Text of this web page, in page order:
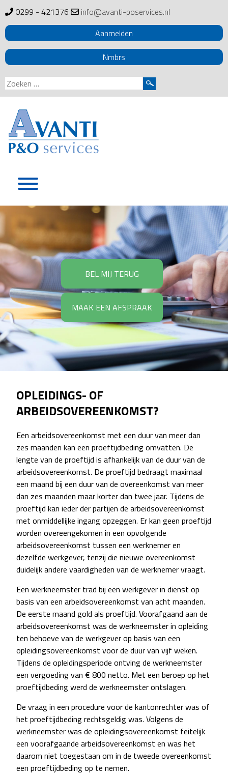
0299 - 421376
info@avanti-poservices.nl
Aanmelden
Nmbrs
Zoeken
naar:
BEL MIJ TERUG
MAAK EEN AFSPRAAK
OPLEIDINGS- OF
ARBEIDSOVEREENKOMST?
Een arbeidsovereenkomst met een duur van meer dan
zes maanden kan een proeftijdbeding omvatten. De
lengte van de proeftijd is afhankelijk van de duur van de
arbeidsovereenkomst. De proeftijd bedraagt maximaal
een maand bij een duur van de overeenkomst van meer
dan zes maanden maar korter dan twee jaar. Tijdens de
proeftijd kan ieder der partijen de arbeidsovereenkomst
met onmiddellijke ingang opzeggen. Er kan geen proeftijd
worden overeengekomen in een opvolgende
arbeidsovereenkomst tussen een werknemer en
dezelfde werkgever, tenzij die nieuwe overeenkomst
duidelijk andere vaardigheden van de werknemer vraagt.
Een werkneemster trad bij een werkgever in dienst op
basis van een arbeidsovereenkomst van acht maanden.
De eerste maand gold als proeftijd. Voorafgaand aan de
arbeidsovereenkomst was de werkneemster in opleiding
ten behoeve van de werkgever op basis van een
opleidingsovereenkomst voor de duur van vijf weken.
Tijdens de opleidingsperiode ontving de werkneemster
een vergoeding van € 800 netto. Met een beroep op het
proeftijdbeding werd de werkneemster ontslagen.
De vraag in een procedure voor de kantonrechter was of
het proeftijdbeding rechtsgeldig was. Volgens de
werkneemster was de opleidingsovereenkomst feitelijk
een voorafgaande arbeidsovereenkomst en was het
daarom niet toegestaan om in de tweede overeenkomst
een proeftijdbeding op te nemen.